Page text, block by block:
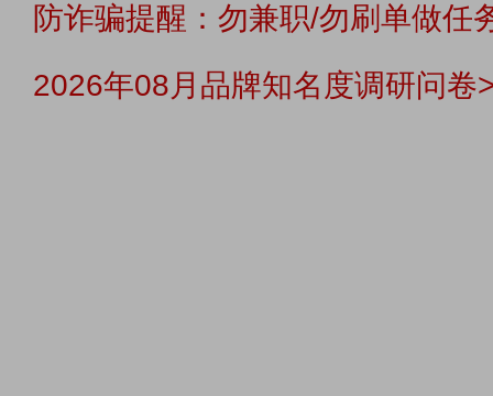
防诈骗提醒：勿兼职/勿刷单做任
2026年08月品牌知名度调研问卷